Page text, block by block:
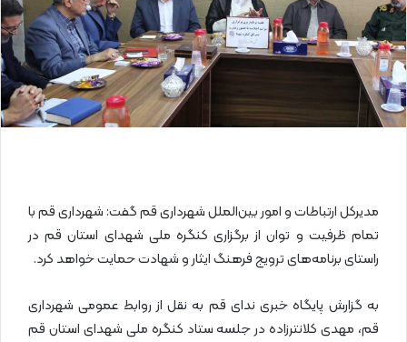
ل
مدیرکل ارتباطات و امور بین‌الملل شهرداری قم گفت: شهرداری قم با
تمام ظرفیت و توان از برگزاری کنگره ملی شهدای استان قم در
راستای برنامه‌های ترویج فرهنگ ایثار و شهادت حمایت خواهد کرد.
به گزارش پایگاه خبری ندای قم به نقل از روابط عمومی شهرداری
قم، مهدی کلانترزاده در جلسه ستاد کنگره ملی شهدای استان قم